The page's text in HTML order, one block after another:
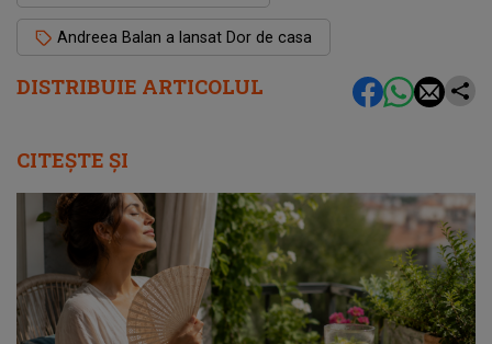
DISTRIBUIE ARTICOLUL
Andreea Balan a lansat Dor de casa
CITEȘTE ȘI